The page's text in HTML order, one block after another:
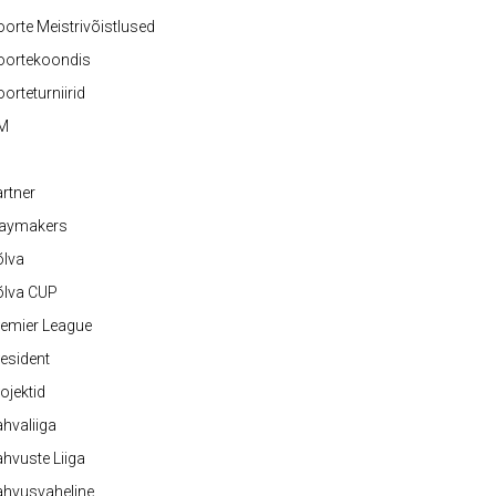
Meistrivõistlused
CUP
League
Liiga